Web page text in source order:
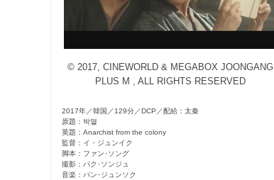
© 2017, CINEWORLD & MEGABOX JOONGANG
PLUS M , ALL RIGHTS RESERVED
2017年／韓国／129分／DCP／配給：太秦
原題：박열
英題：Anarchist from the colony
監督：イ・ジュンイク
脚本：ファン･ソング
撮影：パク･ソンジュ
音楽：パン･ジュンソク